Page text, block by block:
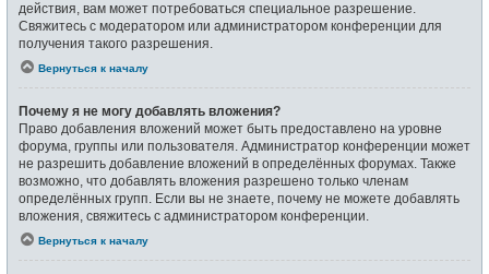
действия, вам может потребоваться специальное разрешение.
Свяжитесь с модератором или администратором конференции для
получения такого разрешения.
Вернуться к началу
Почему я не могу добавлять вложения?
Право добавления вложений может быть предоставлено на уровне
форума, группы или пользователя. Администратор конференции может
не разрешить добавление вложений в определённых форумах. Также
возможно, что добавлять вложения разрешено только членам
определённых групп. Если вы не знаете, почему не можете добавлять
вложения, свяжитесь с администратором конференции.
Вернуться к началу